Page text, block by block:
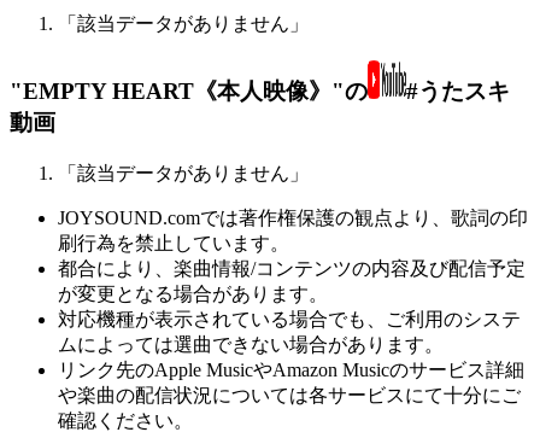
「該当データがありません」
"EMPTY HEART《本人映像》"の
#うたスキ
動画
「該当データがありません」
JOYSOUND.comでは著作権保護の観点より、歌詞の印
刷行為を禁止しています。
都合により、楽曲情報/コンテンツの内容及び配信予定
が変更となる場合があります。
対応機種が表示されている場合でも、ご利用のシステ
ムによっては選曲できない場合があります。
リンク先のApple MusicやAmazon Musicのサービス詳細
や楽曲の配信状況については各サービスにて十分にご
確認ください。